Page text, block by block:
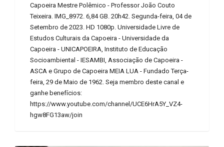
Capoeira Mestre Polêmico - Professor João Couto
Teixeira. IMG_8972. 6,84 GB. 20h42. Segunda-feira, 04 de
Setembro de 2023. HD 1080p. Universidade Livre de
Estudos Culturais da Capoeira - Universidade da
Capoeira - UNICAPOEIRA, Instituto de Educação
Socioambiental - IESAMBI, Associação de Capoeira -
ASCA e Grupo de Capoeira MEIA LUA - Fundado Terça-
feira, 29 de Maio de 1962. Seja membro deste canal e
ganhe benefícios:
https://www.youtube.com/channel/UCE6HrA5Y_VZ4-
hgw8FG13aw/join